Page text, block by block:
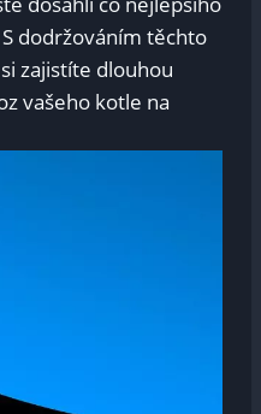
dodržováním těchto
zajistíte dlouhou
vašeho kotle na